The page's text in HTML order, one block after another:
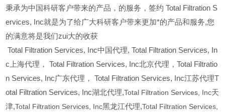
秉承为中国科研客户带来的产品，的服务，签约 Total Filtration S
ervices, Inc就是为了给广大科研客户带来更加*的产品和服务,您
的满意将是我们zui大的收获
Total Filtration Services, Inc中国代理, Total Filtration Services, In
c上海代理， Total Filtration Services, Inc北京代理，Total Filtratio
n Services, Inc广东代理， Total Filtration Services, Inc江苏代理T
otal Filtration Services, Inc湖北代理,Total Filtration Services, Inc天
津,Total Filtration Services, Inc黑龙江代理,Total Filtration Services,